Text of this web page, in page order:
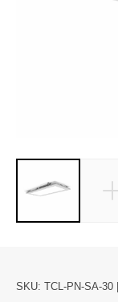
SKU: TCL-PN-SA-30 |